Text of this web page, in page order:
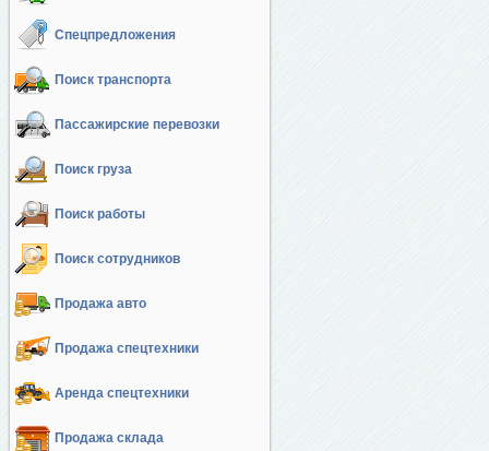
Спецпредложения
Поиск транспорта
Пассажирские перевозки
Поиск груза
Поиск работы
Поиск сотрудников
Продажа авто
Продажа спецтехники
Аренда спецтехники
Продажа склада